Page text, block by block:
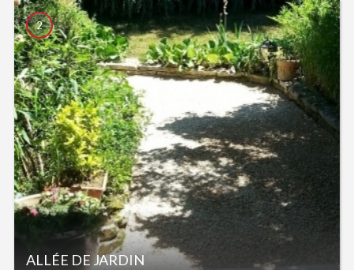
ALLÉE DE JARDIN
2